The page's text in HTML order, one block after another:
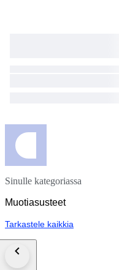
Sinulle kategoriassa
Muotiasusteet
Tarkastele kaikkia